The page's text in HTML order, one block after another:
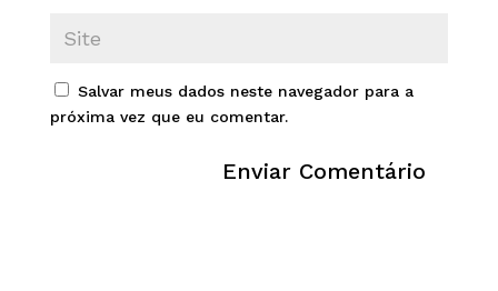
Salvar meus dados neste navegador para a
próxima vez que eu comentar.